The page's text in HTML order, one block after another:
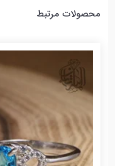
محصولات مرتبط